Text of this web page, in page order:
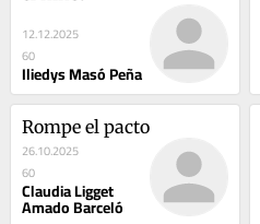
12.12.2025
60
Iliedys Masó Peña
Rompe el pacto
26.10.2025
60
Claudia Ligget
Amado Barceló